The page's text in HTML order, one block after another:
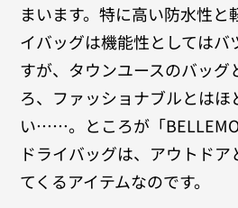
まいます。特に高い防水性と
イバッグは機能性としてはバ
すが、タウンユースのバッグ
ろ、ファッショナブルとはほ
い……。ところが「
ドライバッグは、アウトドア
てくるアイテムなのです。